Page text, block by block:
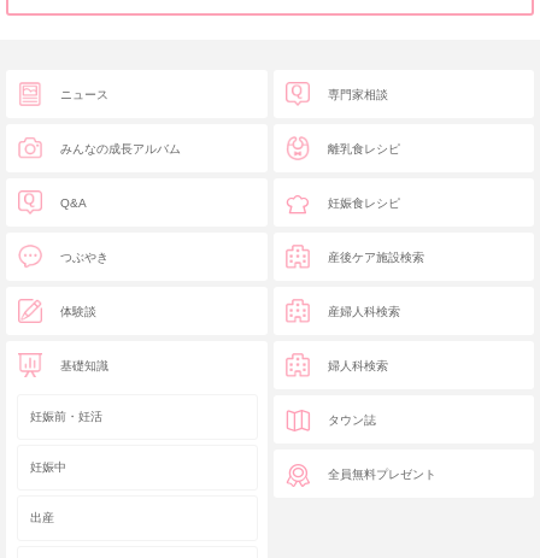
ニュース
みんなの成長アルバム
Q&A
つぶやき
体験談
基礎知識
妊娠前・妊活
妊娠中
出産
専門家相談
離乳食レシピ
妊娠食レシピ
産後ケア施設検索
産婦人科検索
婦人科検索
タウン誌
全員無料プレゼント